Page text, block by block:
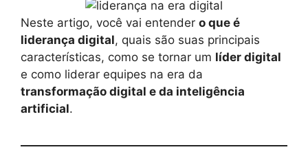
Neste artigo, você vai entender o que é
liderança digital, quais são suas principais
características, como se tornar um líder digital
e como liderar equipes na era da
transformação digital e da inteligência
artificial.